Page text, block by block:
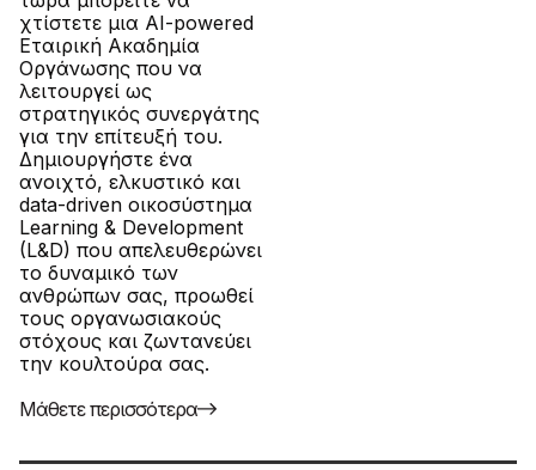
χτίστετε μια AI-powered
Εταιρική Ακαδημία
Οργάνωσης που να
λειτουργεί ως
στρατηγικός συνεργάτης
για την επίτευξή του.
Δημιουργήστε ένα
ανοιχτό, ελκυστικό και
data-driven οικοσύστημα
Learning & Development
(L&D) που απελευθερώνει
το δυναμικό των
ανθρώπων σας, προωθεί
τους οργανωσιακούς
στόχους και ζωντανεύει
την κουλτούρα σας.
Μάθετε περισσότερα